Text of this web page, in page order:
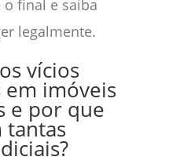
final e saiba
legalmente.
vícios
imóveis
e por que
tantas